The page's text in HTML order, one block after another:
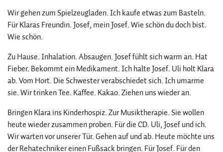
Wir gehen zum Spielzeugladen. Ich kaufe etwas zum Basteln.
Für Klaras Freundin. Josef, mein Josef. Wie schön du doch bist.
Wie schön.
Zu Hause. Inhalation. Absaugen. Josef fühlt sich warm an. Hat
Fieber. Bekommt ein Medikament. Ich halte Josef. Uli holt Klara
ab. Vom Hort. Die Schwester verabschiedet sich. Ich umarme
sie. Wir trinken Tee. Kaffee. Kakao. Ziehen uns wieder an.
Bringen Klara ins Kinderhospiz. Zur Musiktherapie. Sie wollen
heute wieder zusammen proben. Für die CD. Uli, Josef und ich.
Wir warten vor unserer Tür. Gehen auf und ab. Heute möchte uns
der Rehatechniker einen Fußsack bringen. Für Josef. Für den